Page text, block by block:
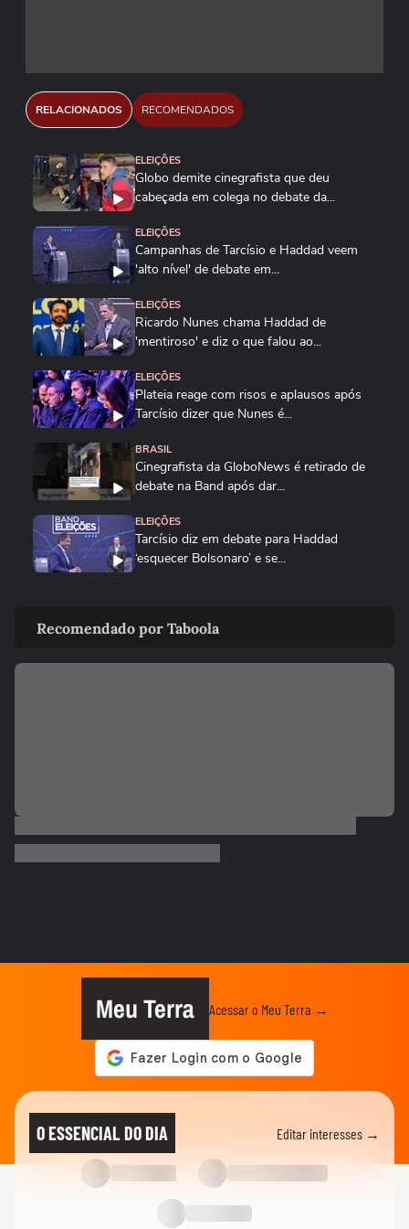
Reprodução/Redes Sociais
RELACIONADOS RECOMENDADOS
ELEIÇÕES
Globo demite cinegrafista que deu
cabeçada em colega no debate da...
ELEIÇÕES
Campanhas de Tarcísio e Haddad veem
'alto nível' de debate em...
ELEIÇÕES
Ricardo Nunes chama Haddad de
'mentiroso' e diz o que falou ao...
ELEIÇÕES
Plateia reage com risos e aplausos após
Tarcísio dizer que Nunes é...
BRASIL
Cinegrafista da GloboNews é retirado de
debate na Band após dar...
ELEIÇÕES
Tarcísio diz em debate para Haddad
‘esquecer Bolsonaro’ e se...
pergunta imitando Eduardo Paes...
PARANÁ
Tarcísio e Haddad não vire...
Sinal de positivo e bate-papo: Tarcísio vai
a púlpito de Haddad...
Marina Silva pede que debate entre
Tarcísio e Haddad não seja...
Cinegrafista da GloboNews é retirado da
cobertura de debate na...
Recomendado por Taboola
Meu Terra Acessar o Meu Terra →
O ESSENCIAL DO DIA Editar interesses →